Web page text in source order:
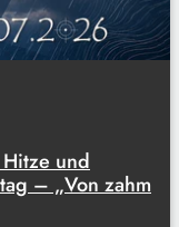
und
– „Von zahm